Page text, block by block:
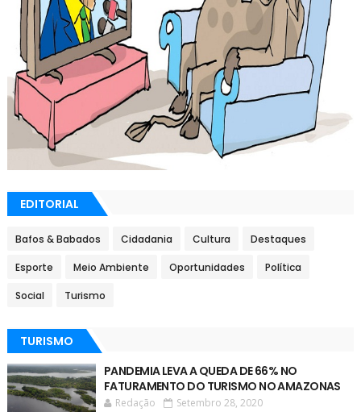
EDITORIAL
Bafos & Babados Cidadania Cultura Destaques
Esporte Meio Ambiente Oportunidades Política
Social Turismo
TURISMO
PANDEMIA LEVA A QUEDA DE 66% NO
FATURAMENTO DO TURISMO NO AMAZONAS
Redação Setembro 28, 2020